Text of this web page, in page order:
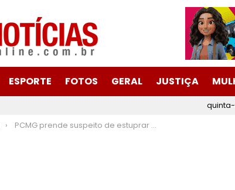
ESPORTE FOTOS GERAL JUSTIÇA
quinta-
PCMG prende suspeito de estuprar as filhas de 5 e 6 anos